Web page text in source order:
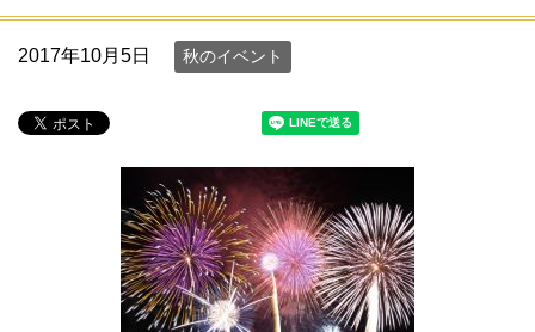
2017年10月5日 秋のイベント